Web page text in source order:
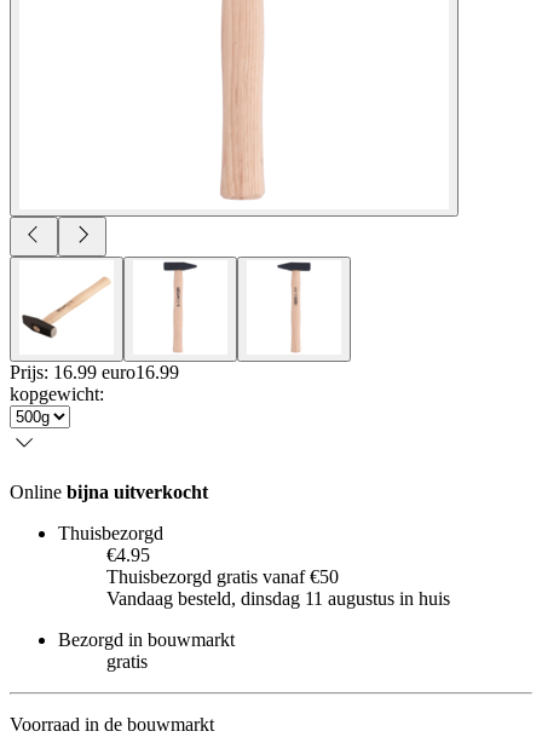
Prijs: 16.99 euro16.99
kopgewicht:
Online bijna uitverkocht
Thuisbezorgd
€4.95
Thuisbezorgd gratis vanaf €50
Vandaag besteld, dinsdag 11 augustus in huis
Bezorgd in bouwmarkt
gratis
Voorraad in de bouwmarkt